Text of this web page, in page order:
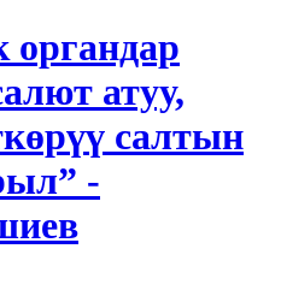
органдар
атуу,
салтын
-